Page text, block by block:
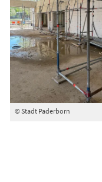
© Stadt Paderborn